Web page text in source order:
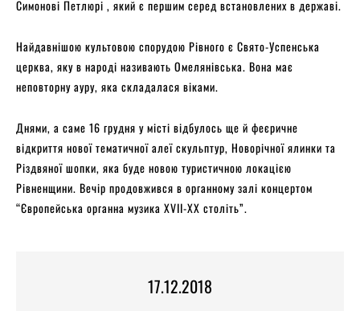
Симонові Петлюрі , який є першим серед встановлених в державі.
Найдавнішою культовою спорудою Рівного є Свято-Успенська
церква, яку в народі називають Омелянівська. Вона має
неповторну ауру, яка складалася віками.
Днями, а саме 16 грудня у місті відбулось ще й феєричне
відкриття нової тематичної алеї скульптур, Новорічної ялинки та
Різдвяної шопки, яка буде новою туристичною локацією
Рівненщини. Вечір продовжився в органному залі концертом
“Європейська органна музика XVII-XX століть”.
17.12.2018